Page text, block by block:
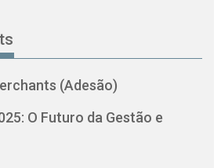
(Adesão)
O Futuro da Gestão e